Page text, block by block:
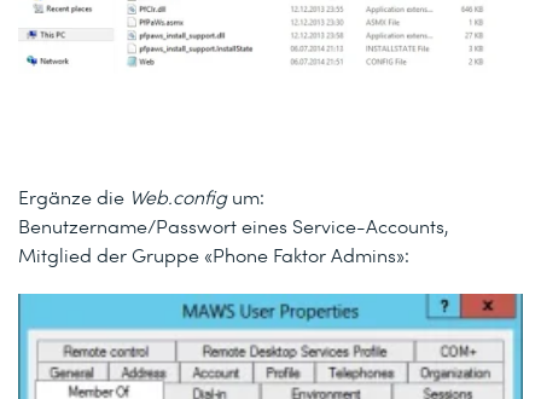
Ergänze die Web.configum:
Benutzername/Passwort eines Service-Accounts,
Mitglied der Gruppe «Phone Faktor Admins»: